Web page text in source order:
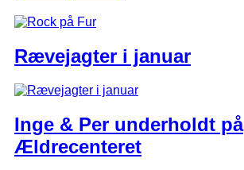
Rævejagter i januar
Inge & Per underholdt på
Ældrecenteret